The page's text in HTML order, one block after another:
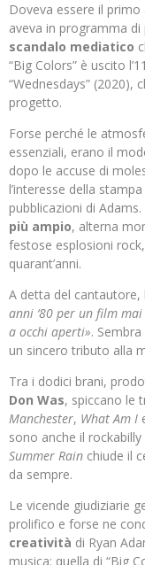
Doveva essere il
aveva in programma
scandalo mediatico
“Big Colors” è uscito
“Wednesdays” (2020),
progetto.
Forse perché le
essenziali, erano il
dopo le accuse di
l’interesse della
pubblicazioni di
più ampio, alterna
festose esplosioni
quarant’anni.
A detta del cantautore,
anni ‘80 per un film mai
a occhi aperti».
un sincero tributo alla
Tra i dodici brani,
Don Was, spiccano le
Manchester, What Am I
sono anche il rockabilly
Summer Rain chiude il
da sempre.
Le vicende giudiziarie
prolifico e forse ne
creatività di Ryan
musica: quella di “Big